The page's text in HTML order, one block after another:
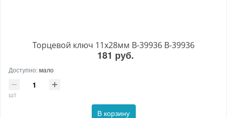
Торцевой ключ 11x28мм B-39936 B-39936
181 руб.
Доступно:мало
шт
В корзину